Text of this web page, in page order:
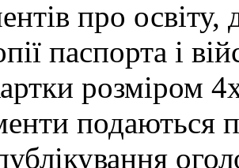
про
паспорта і
розміром
подаються